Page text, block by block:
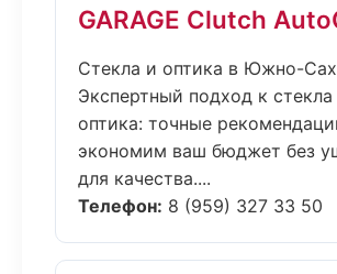
GARAGE Clutch
Стекла и оптика в Южно-
Экспертный подход к стекла
оптика: точные
экономим ваш бюджет без
для качества....
Телефон: 8 (959) 327 33 50